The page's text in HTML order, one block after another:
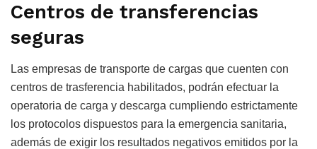
Centros de transferencias
seguras
Las empresas de transporte de cargas que cuenten con
centros de trasferencia habilitados, podrán efectuar la
operatoria de carga y descarga cumpliendo estrictamente
los protocolos dispuestos para la emergencia sanitaria,
además de exigir los resultados negativos emitidos por la